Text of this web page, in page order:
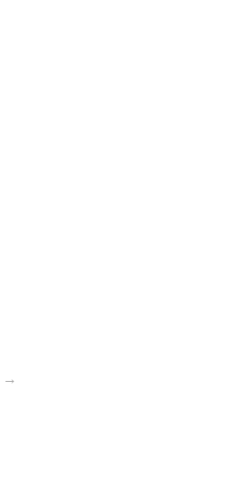
→